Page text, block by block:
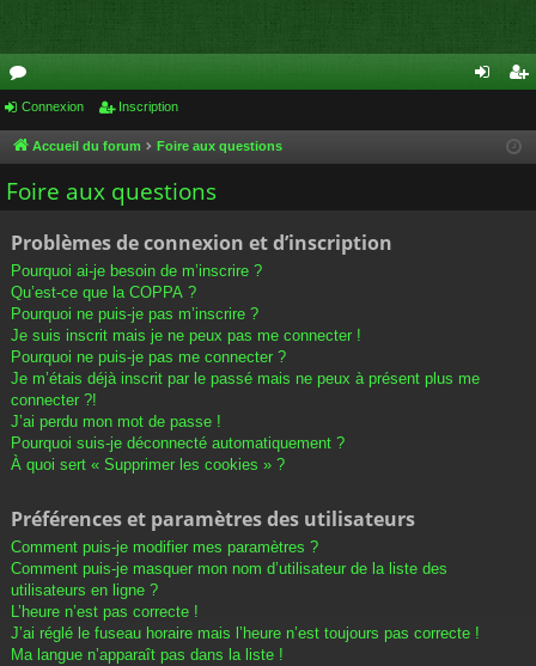
or
u
m
cri
Connexion Inscription
Accueil du forum Foire aux questions
Foire aux questions
Problèmes de connexion et d’inscription
Pourquoi ai-je besoin de m’inscrire ?
Qu’est-ce que la COPPA ?
Pourquoi ne puis-je pas m’inscrire ?
Je suis inscrit mais je ne peux pas me connecter !
Pourquoi ne puis-je pas me connecter ?
Je m’étais déjà inscrit par le passé mais ne peux à présent plus me
connecter ?!
J’ai perdu mon mot de passe !
Pourquoi suis-je déconnecté automatiquement ?
À quoi sert « Supprimer les cookies » ?
Préférences et paramètres des utilisateurs
Comment puis-je modifier mes paramètres ?
Comment puis-je masquer mon nom d’utilisateur de la liste des
utilisateurs en ligne ?
L’heure n’est pas correcte !
J’ai réglé le fuseau horaire mais l’heure n’est toujours pas correcte !
Ma langue n’apparaît pas dans la liste !